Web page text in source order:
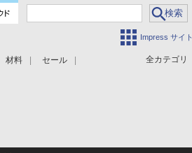
Impress サイト
全カテゴリ
材料 セール